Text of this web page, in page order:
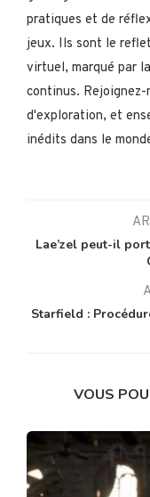
pratiques et de
jeux. Ils sont le
virtuel, marqué par
continus.
d'exploration, et
inédits dans le
Lae’zel peut-il
Starfield :
VOUS